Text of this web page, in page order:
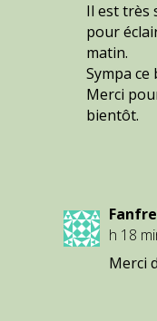
Il est très
pour
matin.
Sympa ce
Merci
bientôt.
h 18
Merci